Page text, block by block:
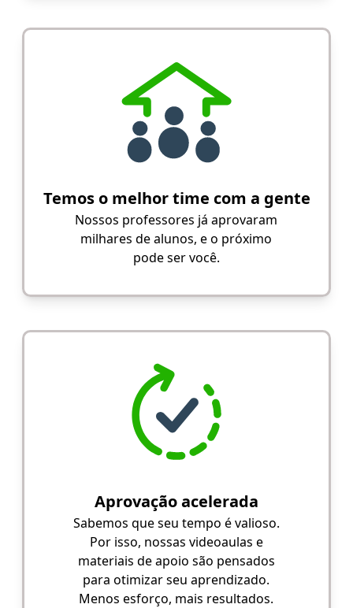
Temos o melhor time com a gente
Nossos professores já aprovaram
milhares de alunos, e o próximo
pode ser você.
Aprovação acelerada
Sabemos que seu tempo é valioso.
Por isso, nossas videoaulas e
materiais de apoio são pensados
para otimizar seu aprendizado.
Menos esforço, mais resultados.